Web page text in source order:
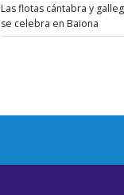
Las flotas cántabra y
se celebra en Baiona